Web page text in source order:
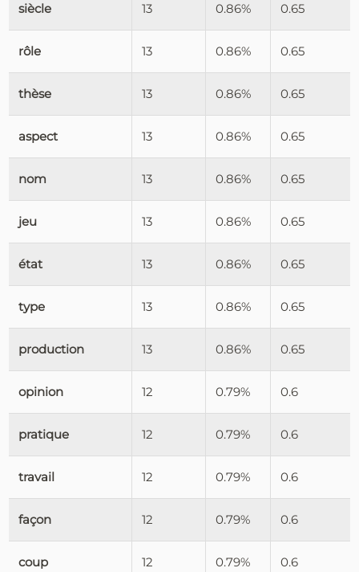
siècle 13 0.86% 0.65
rôle 13 0.86% 0.65
thèse 13 0.86% 0.65
aspect 13 0.86% 0.65
nom 13 0.86% 0.65
jeu 13 0.86% 0.65
état 13 0.86% 0.65
type 13 0.86% 0.65
production 13 0.86% 0.65
opinion 12 0.79% 0.6
pratique 12 0.79% 0.6
travail 12 0.79% 0.6
façon 12 0.79% 0.6
coup 12 0.79% 0.6